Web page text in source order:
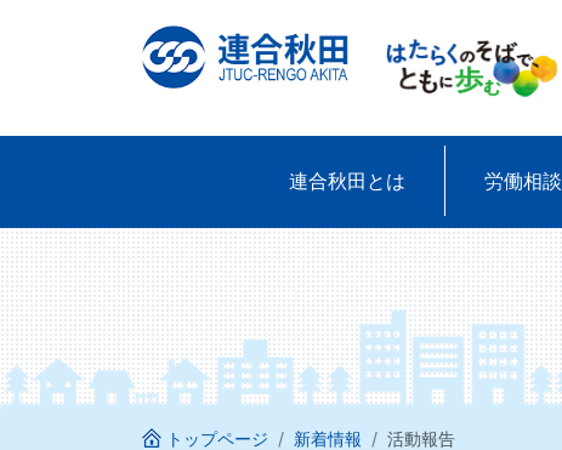
連合秋田とは 労働相談
トップページ 新着情報 活動報告